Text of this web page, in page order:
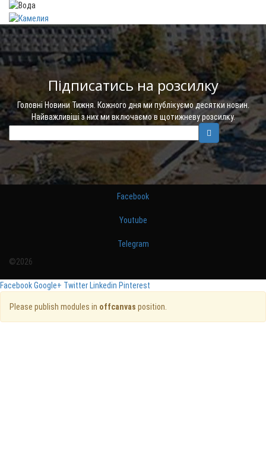
Підписатись на розсилку
Головні Новини Тижня. Кожного дня ми публікуємо десятки новин.
Найважливіші з них ми включаємо в щотижневу розсилку.
Facebook
Youtube
Telegram
©2026
FacebookGoogle+ TwitterLinkedin Pinterest
Please publish modules in offcanvas position.